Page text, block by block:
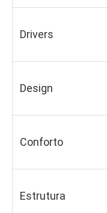
Drivers
Design
Conforto
Estrutura